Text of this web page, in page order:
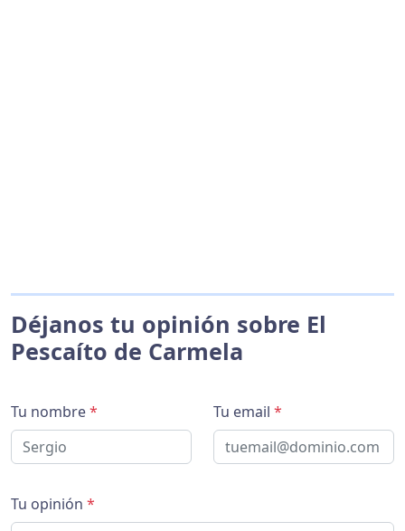
Déjanos tu opinión sobre El
Pescaíto de Carmela
Tu nombre* Tu email *
Tu opinión *